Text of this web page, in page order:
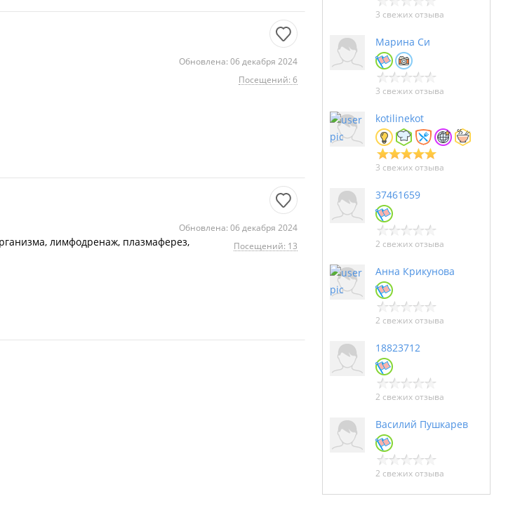
Обновлена: 06 декабря 2024
Посещений: 6
Обновлена: 06 декабря 2024
Посещений: 13
лимфодренаж, плазмаферез,
3 свежих отзыва
Марина Си
3 свежих отзыва
kotilinekot
3 свежих отзыва
37461659
2 свежих отзыва
Анна Крикунова
2 свежих отзыва
18823712
2 свежих отзыва
Василий Пушкарев
2 свежих отзыва